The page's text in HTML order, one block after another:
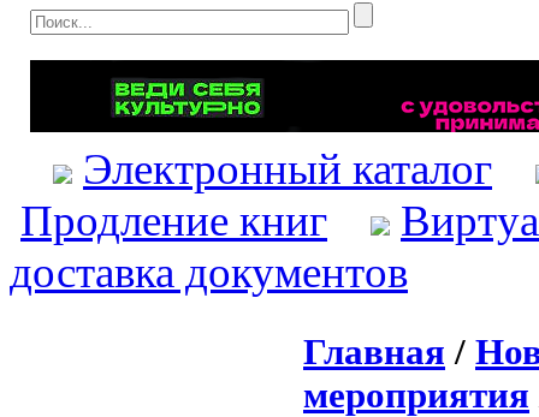
Электронный каталог
Продление книг
доставка документов
Главная /
мероприятия